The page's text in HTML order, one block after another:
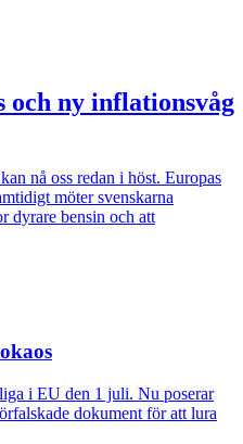
ny inflationsvåg
nå oss redan i höst. Europas
möter svenskarna
dyrare bensin och att
i EU den 1 juli. Nu poserar
dokument för att lura